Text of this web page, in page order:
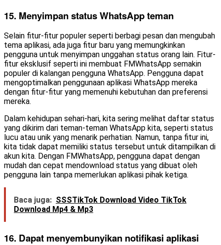
15. Menyimpan status WhatsApp teman
Selain fitur-fitur populer seperti berbagi pesan dan mengubah
tema aplikasi, ada juga fitur baru yang memungkinkan
pengguna untuk menyimpan unggahan status orang lain. Fitur-
fitur eksklusif seperti ini membuat FMWhatsApp semakin
populer di kalangan pengguna WhatsApp. Pengguna dapat
mengoptimalkan penggunaan aplikasi WhatsApp mereka
dengan fitur-fitur yang memenuhi kebutuhan dan preferensi
mereka.
Dalam kehidupan sehari-hari, kita sering melihat daftar status
yang dikirim dari teman-teman WhatsApp kita, seperti status
lucu atau unik yang menarik perhatian. Namun, tanpa fitur ini,
kita tidak dapat memiliki status tersebut untuk ditampilkan di
akun kita. Dengan FMWhatsApp, pengguna dapat dengan
mudah dan cepat mendownload status yang dibuat oleh
pengguna lain tanpa memerlukan aplikasi pihak ketiga.
Baca juga: SSSTikTok Download Video TikTok
Download Mp4 & Mp3
16. Dapat menyembunyikan notifikasi aplikasi